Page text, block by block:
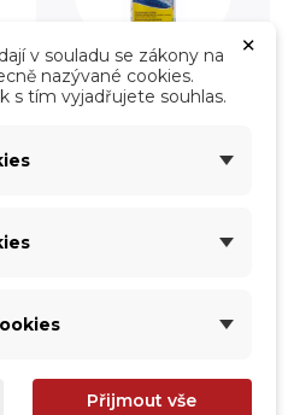
×
v souladu se zákony na
nazývané cookies.
s tím vyjadřujete souhlas.
Přijmout vše